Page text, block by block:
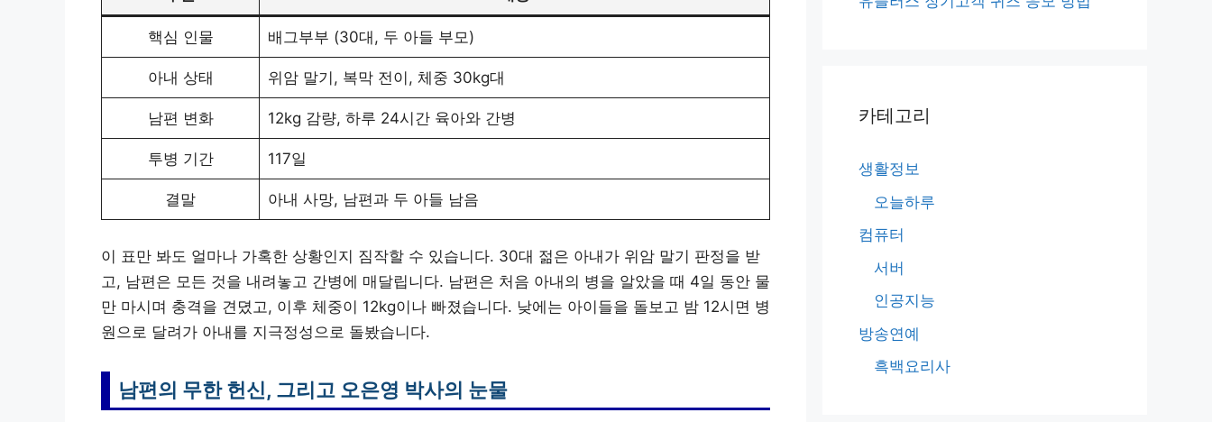
핵심 인물 배그부부 (30대, 두 아들 부모)
아내 상태 위암 말기, 복막 전이, 체중 30kg대
남편 변화 12kg 감량, 하루 24시간 육아와 간병
투병 기간 117일
결말 아내 사망, 남편과 두 아들 남음
이 표만 봐도 얼마나 가혹한 상황인지 짐작할 수 있습니다. 30대 젊은 아내가 위암 말기 판정을 받
고, 남편은 모든 것을 내려놓고 간병에 매달립니다. 남편은 처음 아내의 병을 알았을 때 4일 동안 물
만 마시며 충격을 견뎠고, 이후 체중이 12kg이나 빠졌습니다. 낮에는 아이들을 돌보고 밤 12시면 병
원으로 달려가 아내를 지극정성으로 돌봤습니다.
남편의 무한 헌신, 그리고 오은영 박사의 눈물
카테고리
생활정보
오늘하루
컴퓨터
서버
인공지능
방송연예
흑백요리사